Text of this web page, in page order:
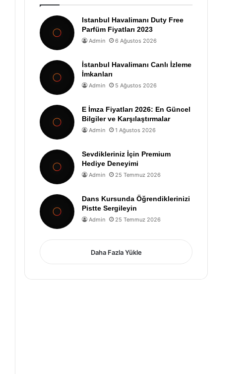
Istanbul Havalimanı Duty Free
Parfüm Fiyatları 2023
Admin 6 Ağustos 2026
İstanbul Havalimanı Canlı İzleme
İmkanları
Admin 5 Ağustos 2026
E İmza Fiyatları 2026: En Güncel
Bilgiler ve Karşılaştırmalar
Admin 1 Ağustos 2026
Sevdikleriniz İçin Premium
Hediye Deneyimi
Admin 25 Temmuz 2026
Dans Kursunda Öğrendiklerinizi
Pistte Sergileyin
Admin 25 Temmuz 2026
Daha Fazla Yükle